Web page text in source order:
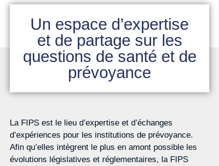
Un espace d’expertise
et de partage sur les
questions de santé et de
prévoyance
La FIPS est le lieu d’expertise et d’échanges
d’expériences pour les institutions de prévoyance.
Afin qu’elles intègrent le plus en amont possible les
évolutions législatives et réglementaires, la FIPS